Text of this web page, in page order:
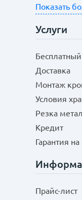
Показать
Услуги
Доставка
Монтаж
Условия
Резка
Кредит
Гарантия
Прайс-лист